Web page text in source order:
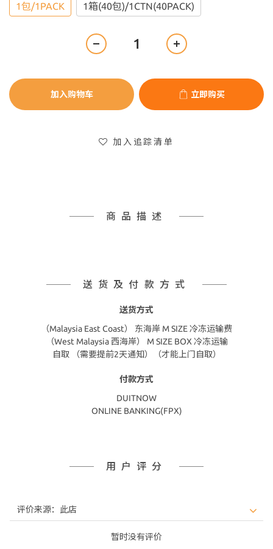
1包/1PACK 1箱(40包)/1CTN(40PACK)
加入购物车 立即购买
加入追踪清单
商品描述
送货及付款方式
送货方式
（Malaysia East Coast） 东海岸 M SIZE 冷冻运输费
（West Malaysia 西海岸） M SIZE BOX 冷冻运输
自取 （需要提前2天通知）（才能上门自取）
付款方式
DUITNOW
ONLINE BANKING(FPX)
用户评分
暂时没有评价